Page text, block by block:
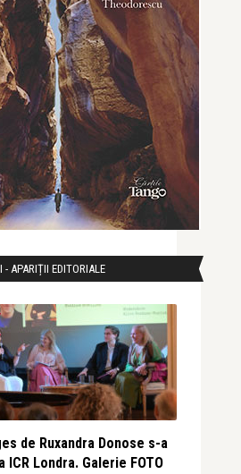
APARIȚII EDITORIALE
de Ruxandra Donose s-a
ICR Londra. Galerie FOTO